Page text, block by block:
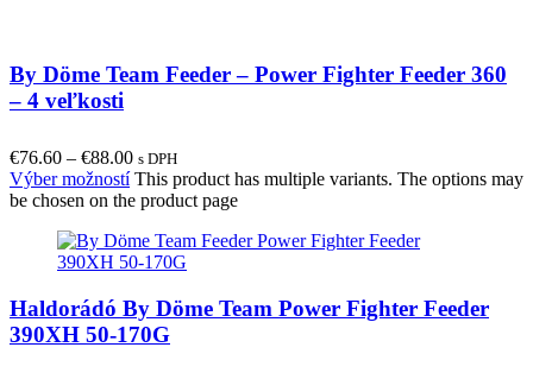
By Döme Team Feeder – Power Fighter Feeder 360
– 4 veľkosti
€76.60 – €88.00 s DPH
Výber možností This product has multiple variants. The options may
be chosen on the product page
Haldorádó By Döme Team Power Fighter Feeder
390XH 50-170G